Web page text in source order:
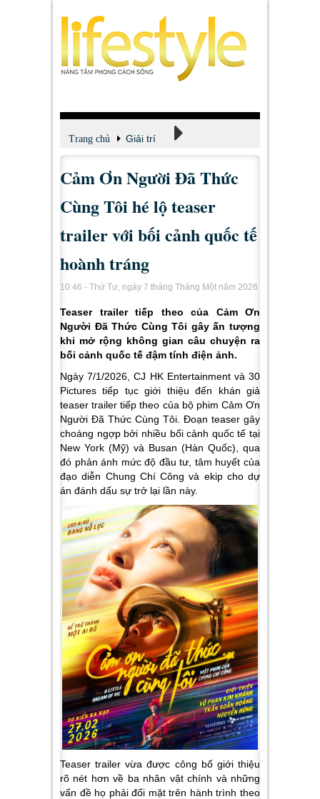
Trang chủ Giải trí
Xem - Nghe - Đọc
Cảm Ơn Người Đã Thức
Cùng Tôi hé lộ teaser
trailer với bối cảnh quốc tế
hoành tráng
10:46 - Thứ Tư, ngày 7 tháng Tháng Một năm 2026
Teaser trailer tiếp theo của Cảm Ơn
Người Đã Thức Cùng Tôi gây ấn tượng
khi mở rộng không gian câu chuyện ra
bối cảnh quốc tế đậm tính điện ảnh.
Ngày 7/1/2026, CJ HK Entertainment và 30
Pictures tiếp tục giới thiệu đến khán giả
teaser trailer tiếp theo của bộ phim Cảm Ơn
Người Đã Thức Cùng Tôi. Đoạn teaser gây
choáng ngợp bởi nhiều bối cảnh quốc tế tại
New York (Mỹ) và Busan (Hàn Quốc), qua
đó phản ánh mức độ đầu tư, tâm huyết của
đạo diễn Chung Chí Công và ekip cho dự
án đánh dấu sự trở lại lần này.
Teaser trailer vừa được công bố giới thiệu
rõ nét hơn về ba nhân vật chính và những
vấn đề họ phải đối mặt trên hành trình theo